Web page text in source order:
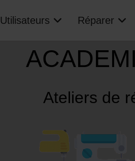
Utilisateurs Réparer
Ateliers de